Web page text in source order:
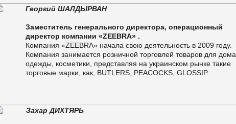
Георгий ШАЛДЫРВАН
Заместитель генерального директора, операционный
директор компании «ZEEBRA» .
Компания «ZEEBRA» начала свою деятельность в 2009 году.
Компания занимается розничной торговлей товаров для дома,
одежды, косметики, представляя на украинском рынке такие
торговые марки, как, BUTLERS, PEACOCKS, GLOSSIP.
Захар ДИХТЯРЬ